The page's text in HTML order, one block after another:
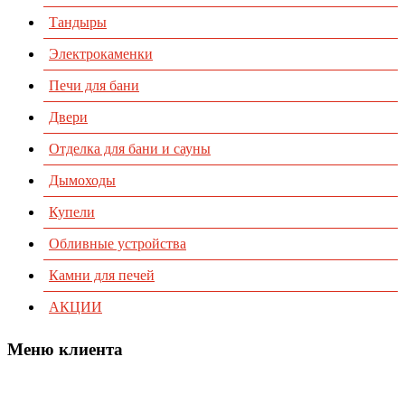
Тандыры
Электрокаменки
Печи для бани
Двери
Отделка для бани и сауны
Дымоходы
Купели
Обливные устройства
Камни для печей
АКЦИИ
Меню клиента